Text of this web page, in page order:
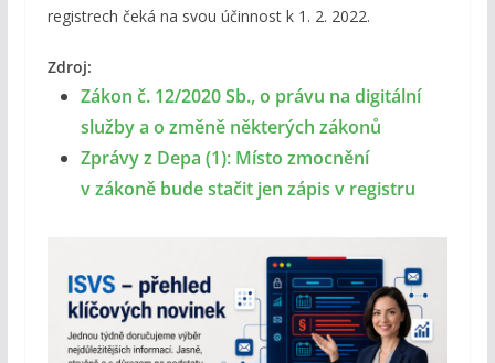
registrech čeká na svou účinnost k 1. 2. 2022.
Zdroj:
Zákon č. 12/2020 Sb., o právu na digitální
služby a o změně některých zákonů
Zprávy z Depa (1): Místo zmocnění
v zákoně bude stačit jen zápis v registru